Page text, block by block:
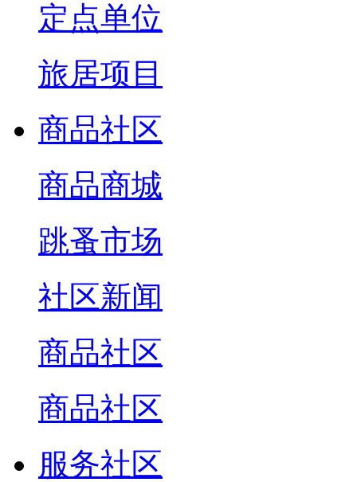
定点单位
旅居项目
商品社区
商品商城
跳蚤市场
社区新闻
商品社区
商品社区
服务社区